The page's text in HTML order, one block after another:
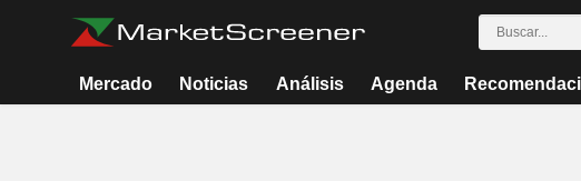
Mercado Noticias Análisis Agenda